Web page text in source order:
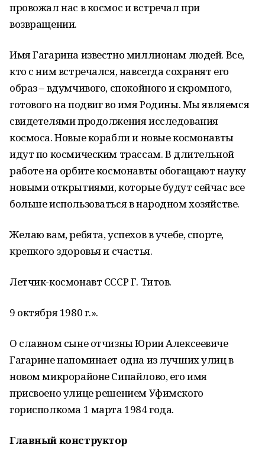
провожал нас в космос и встречал при
возвращении.
Имя Гагарина известно миллионам людей. Все,
кто с ним встречался, навсегда сохранят его
образ – вдумчивого, спокойного и скромного,
готового на подвиг во имя Родины. Мы являемся
свидетелями продолжения исследования
космоса. Новые корабли и новые космонавты
идут по космическим трассам. В длительной
работе на орбите космонавты обогащают науку
новыми открытиями, которые будут сейчас все
больше использоваться в народном хозяйстве.
Желаю вам, ребята, успехов в учебе, спорте,
крепкого здоровья и счастья.
Летчик-космонавт СССР Г. Титов.
9 октября 1980 г.».
О славном сыне отчизны Юрии Алексеевиче
Гагарине напоминает одна из лучших улиц в
новом микрорайоне Сипайлово, его имя
присвоено улице решением Уфимского
горисполкома 1 марта 1984 года.
Главный конструктор